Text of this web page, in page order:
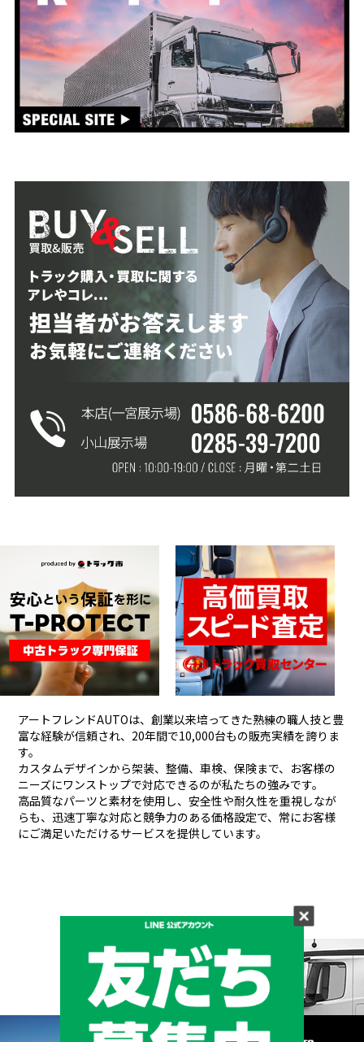
アートフレンドAUTOは、創業以来培ってきた熟練の職人技と豊
富な経験が信頼され、 20年間で10,000台もの販売実績を誇りま
す。
カスタムデザインから架装、整備、車検、保険まで、お客様の
ニーズにワンストップで対応できるのが私たちの強みです。
高品質なパーツと素材を使用し、安全性や耐久性を重視しなが
らも、 迅速丁寧な対応と競争力のある価格設定で、常にお客様
にご満足いただけるサービスを提供しています。
メーカーと形状から探す
BRAND & TYPE